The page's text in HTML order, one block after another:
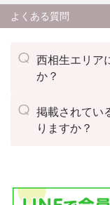
よくある質問
西相生エリア
か？
掲載されてい
りますか？